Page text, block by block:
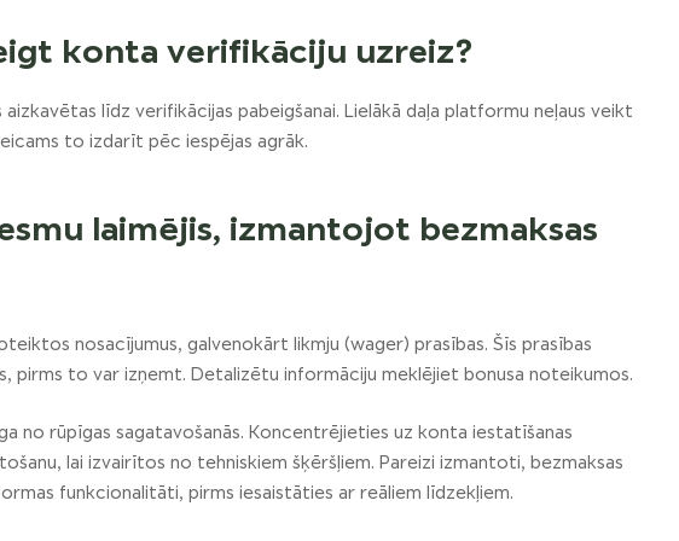
konta verifikāciju uzreiz?
līdz verifikācijas pabeigšanai. Lielākā daļa platformu neļaus veikt
to izdarīt pēc iespējas agrāk.
laimējis, izmantojot bezmaksas
nosacījumus, galvenokārt likmju (wager) prasības. Šīs prasības
pirms to var izņemt. Detalizētu informāciju meklējiet bonusa noteikumos.
no rūpīgas sagatavošanās. Koncentrējieties uz konta iestatīšanas
lai izvairītos no tehniskiem šķēršļiem. Pareizi izmantoti, bezmaksas
funkcionalitāti, pirms iesaistāties ar reāliem līdzekļiem.